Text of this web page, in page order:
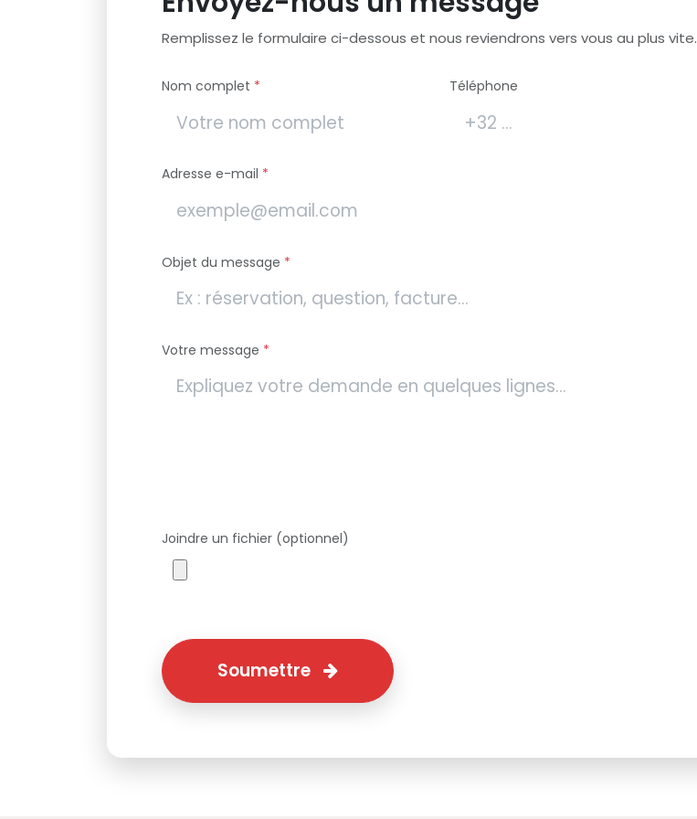
Remplissez le formulaire ci-dessous et nous reviendrons vers vous au plus vite.
Nom complet * Téléphone
Adresse e-mail *
Objet du message *
Votre message *
Joindre un fichier (optionnel)
Soumettre